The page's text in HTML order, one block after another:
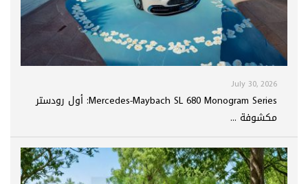
July 30, 2026
Mercedes-Maybach SL 680 Monogram Series: أول رودستر
مكشوفة ...